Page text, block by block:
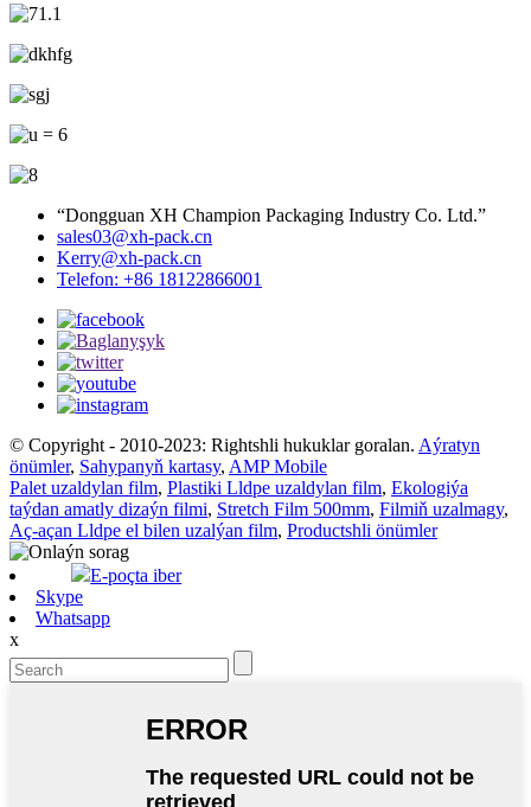
“Dongguan XH Champion Packaging Industry Co. Ltd.”
sales03@xh-pack.cn
Kerry@xh-pack.cn
Telefon: +86 18122866001
© Copyright - 2010-2023: Rightshli hukuklar goralan. Aýratyn
önümler, Sahypanyň kartasy, AMP Mobile
Palet uzaldylan film, Plastiki Lldpe uzaldylan film, Ekologiýa
taýdan amatly dizaýn filmi, Stretch Film 500mm, Filmiň uzalmagy,
Aç-açan Lldpe el bilen uzalýan film, Productshli önümler
E-poçta iber
Skype
Whatsapp
x